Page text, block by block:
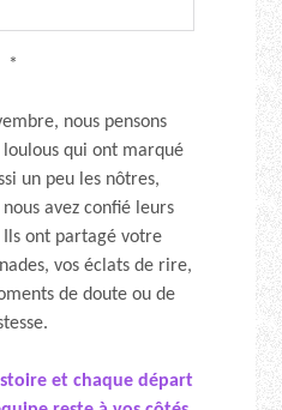
*
nous pensons
loulous qui ont marqué
un peu les nôtres,
avez confié leurs
ont partagé votre
vos éclats de rire,
de doute ou de
et chaque départ